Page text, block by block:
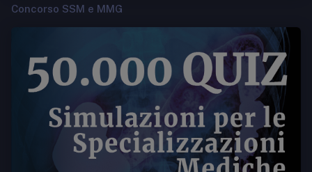
Concorso SSM e MMG